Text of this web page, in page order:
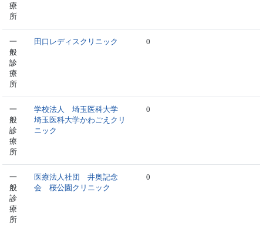
療
所
一
般
診
療
所
田口レディスクリニック 0
一
般
診
療
所
学校法人 埼玉医科大学
埼玉医科大学かわごえクリ
ニック
0
一
般
診
療
所
医療法人社団 井奥記念
会 桜公園クリニック
0